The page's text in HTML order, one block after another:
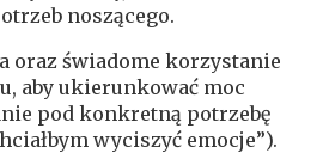
noszącego.
oraz świadome korzystanie
aby ukierunkować moc
pod konkretną potrzebę
wyciszyć emocje”).